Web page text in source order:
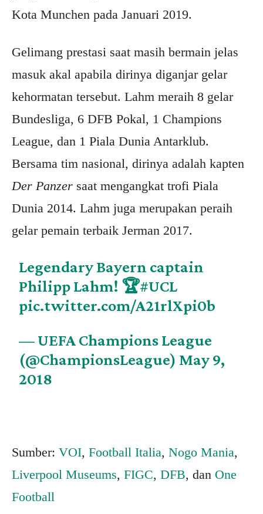
Kota Munchen pada Januari 2019.
Gelimang prestasi saat masih bermain jelas
masuk akal apabila dirinya diganjar gelar
kehormatan tersebut. Lahm meraih 8 gelar
Bundesliga, 6 DFB Pokal, 1 Champions
League, dan 1 Piala Dunia Antarklub.
Bersama tim nasional, dirinya adalah kapten
Der Panzer saat mengangkat trofi Piala
Dunia 2014. Lahm juga merupakan peraih
gelar pemain terbaik Jerman 2017.
Legendary Bayern captain
Philipp Lahm! 🏆#UCL
pic.twitter.com/A21rlXpi0b
— UEFA Champions League
(@ChampionsLeague) May 9,
2018
Sumber: VOI, Football Italia, Nogo Mania,
Liverpool Museums, FIGC, DFB, dan One
Football